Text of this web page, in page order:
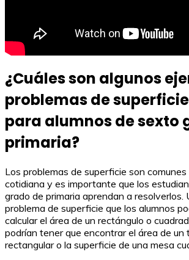
¿Cuáles son algunos
problemas de
para alumnos de sexto
primaria?
Los problemas de superficie son comunes
cotidiana y es importante que los
grado de primaria aprendan a resolverlos.
problema de superficie que los alumnos
calcular el área de un rectángulo o
podrían tener que encontrar el área de un
rectangular o la superficie de una mesa